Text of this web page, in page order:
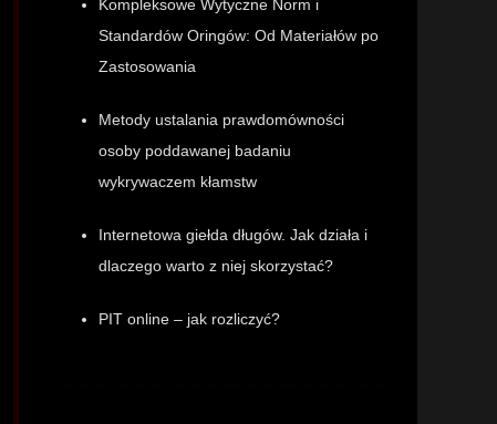
Kompleksowe Wytyczne Norm i
Standardów Oringów: Od Materiałów po
Zastosowania
Metody ustalania prawdomówności
osoby poddawanej badaniu
wykrywaczem kłamstw
Internetowa giełda długów. Jak działa i
dlaczego warto z niej skorzystać?
PIT online – jak rozliczyć?